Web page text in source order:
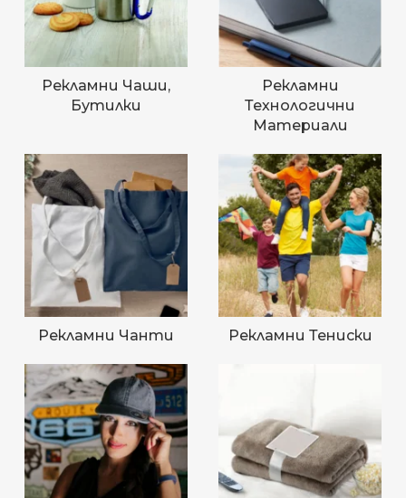
Рекламни Чаши,
Бутилки
Рекламни
Технологични
Материали
Рекламни Чанти Рекламни Тениски